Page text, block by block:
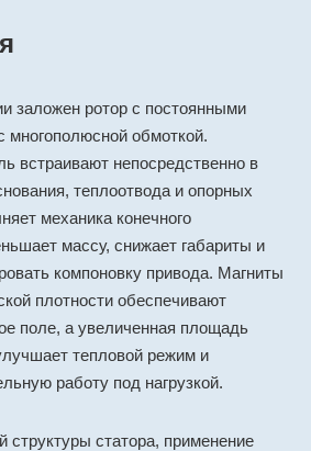
заложен ротор с постоянными
многополюсной обмоткой.
встраивают непосредственно в
теплоотвода и опорных
механика конечного
массу, снижает габариты и
компоновку привода. Магниты
плотности обеспечивают
поле, а увеличенная площадь
тепловой режим и
работу под нагрузкой.
структуры статора, применение